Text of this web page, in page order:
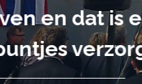
is een